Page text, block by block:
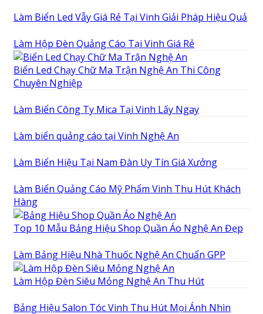
Làm Biển Led Vẫy Giá Rẻ Tại Vinh Giải Pháp Hiệu Quả
Làm Hộp Đèn Quảng Cáo Tại Vinh Giá Rẻ
Biển Led Chạy Chữ Ma Trận Nghệ An Thi Công
Chuyên Nghiệp
Làm Biển Công Ty Mica Tại Vinh Lấy Ngay
Làm biển quảng cáo tại Vinh Nghệ An
Làm Biển Hiệu Tại Nam Đàn Uy Tín Giá Xưởng
Làm Biển Quảng Cáo Mỹ Phẩm Vinh Thu Hút Khách
Hàng
Top 10 Mẫu Bảng Hiệu Shop Quần Áo Nghệ An Đẹp
Làm Bảng Hiệu Nhà Thuốc Nghệ An Chuẩn GPP
Làm Hộp Đèn Siêu Mỏng Nghệ An Thu Hút
Bảng Hiệu Salon Tóc Vinh Thu Hút Mọi Ánh Nhìn